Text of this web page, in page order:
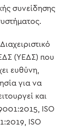
συνείδησης
(ΥΕΔΣ) που
ευθύνη,
για να
και
ISO
ISO